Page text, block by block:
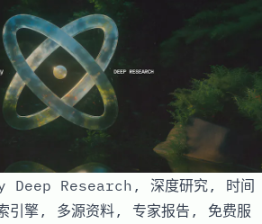
Research, 深度研究, 时间
引擎, 多源资料, 专家报告, 免费服